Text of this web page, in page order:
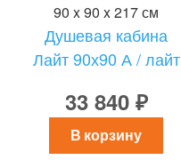
90 x 90 x 217 см
Душевая кабина
Лайт 90х90 А / лайт
33 840 ₽
В корзину